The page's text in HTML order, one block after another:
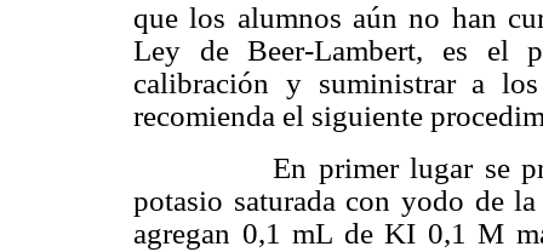
que los alumnos aún no han
Ley de Beer-Lambert, es el
calibración y suministrar a
recomienda el siguiente
En primer lugar se
potasio saturada con yodo de
agregan 0,1 mL de KI 0,1 M